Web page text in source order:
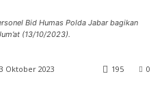
Bid Humas Polda Jabar bagikan
(13/10/2023).
Oktober 2023 0
195